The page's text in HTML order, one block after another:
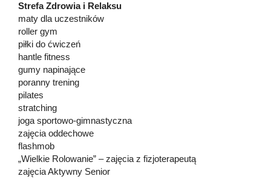
Strefa Zdrowia i Relaksu
maty dla uczestników
roller gym
piłki do ćwiczeń
hantle fitness
gumy napinające
poranny trening
pilates
stratching
joga sportowo-gimnastyczna
zajęcia oddechowe
flashmob
„Wielkie Rolowanie” – zajęcia z fizjoterapeutą
zajęcia Aktywny Senior